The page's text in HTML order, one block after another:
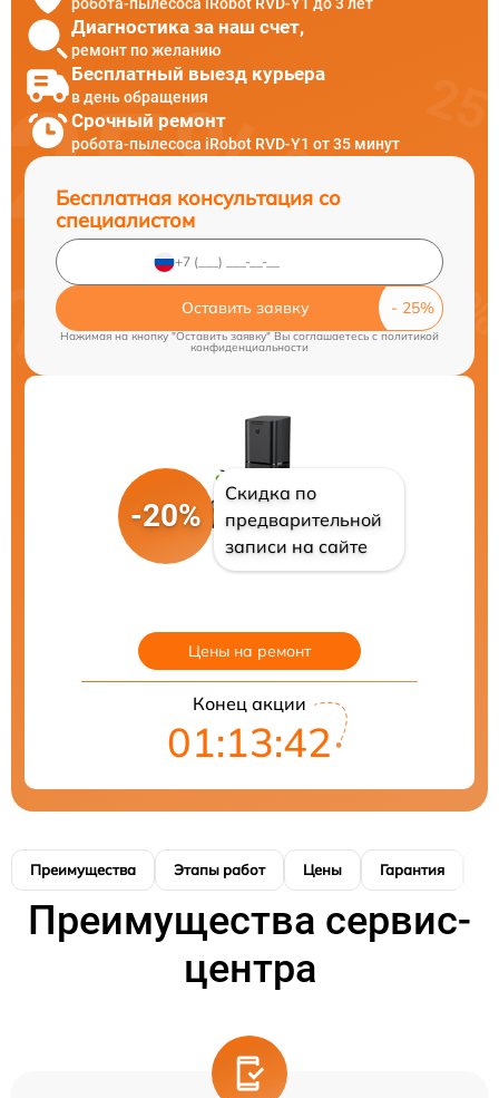
робота-пылесоса iRobot RVD-Y1 до 3 лет
Диагностика за наш счет,
ремонт по желанию
Бесплатный выезд курьера
в день обращения
Срочный ремонт
робота-пылесоса iRobot RVD-Y1 от 35 минут
Бесплатная консультация со
специалистом
Оставить заявку
Нажимая на кнопку "Оставить заявку" Вы соглашаетесь cполитикой
конфиденциальности
-20%
Скидка по
предварительной
записи на сайте
Цены на ремонт
Конец акции
01:13:41
Преимущества Этапы работ Цены Гарантия
Преимущества сервис-
центра